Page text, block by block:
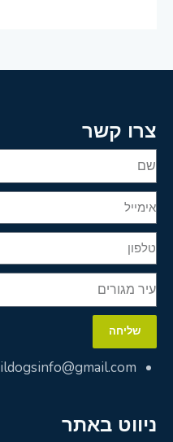
צרו קשר
שליחה
ildogsinfo@gmail.com
ניווט באתר